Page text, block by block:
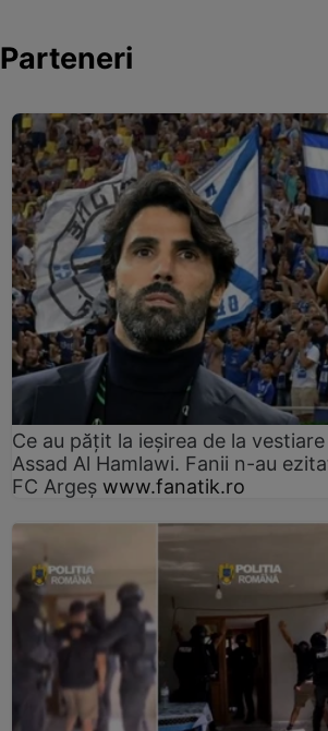
Parteneri
Ce au pățit la ieșirea de la
Assad Al Hamlawi. Fanii n-au
FC Argeș www.fanatik.ro